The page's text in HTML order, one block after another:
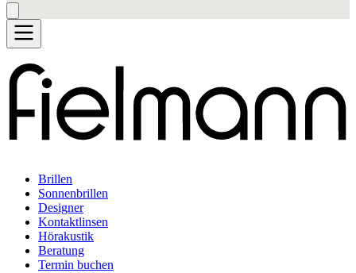
Brillen
Sonnenbrillen
Designer
Kontaktlinsen
Hörakustik
Beratung
Termin buchen